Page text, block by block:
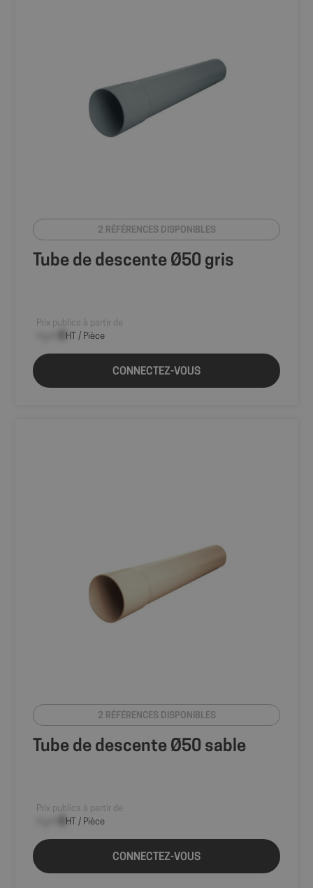
2 RÉFÉRENCES DISPONIBLES
Tube de descente Ø50 gris
Prix publics à partir de
HT / Pièce
CONNECTEZ-VOUS
2 RÉFÉRENCES DISPONIBLES
Tube de descente Ø50 sable
Prix publics à partir de
HT / Pièce
CONNECTEZ-VOUS